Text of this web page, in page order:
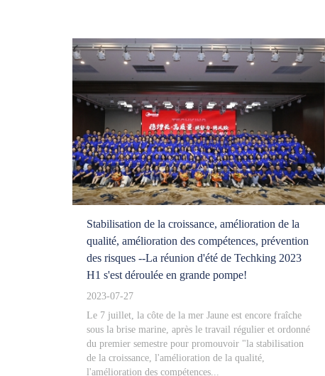
Stabilisation de la croissance, amélioration de la
qualité, amélioration des compétences, prévention
des risques --La réunion d'été de Techking 2023
H1 s'est déroulée en grande pompe!
2023-07-27
Le 7 juillet, la côte de la mer Jaune est encore fraîche
sous la brise marine, après le travail régulier et ordonné
du premier semestre pour promouvoir "la stabilisation
de la croissance, l'amélioration de la qualité,
l'amélioration des compétences...